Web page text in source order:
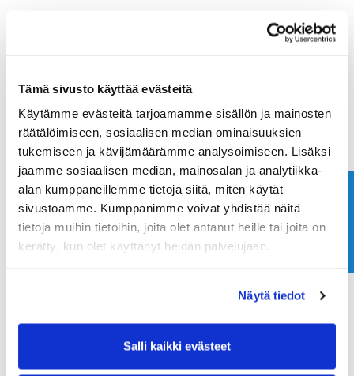
Tämä sivusto käyttää evästeitä
Käytämme evästeitä tarjoamamme sisällön ja mainosten
räätälöimiseen, sosiaalisen median ominaisuuksien
tukemiseen ja kävijämäärämme analysoimiseen. Lisäksi
jaamme sosiaalisen median, mainosalan ja analytiikka-
alan kumppaneillemme tietoja siitä, miten käytät
sivustoamme. Kumppanimme voivat yhdistää näitä
tietoja muihin tietoihin, joita olet antanut heille tai joita on
kerätty, kun olet käyttänyt heidän palvelujaan.
Näytä tiedot
Salli kaikki evästeet